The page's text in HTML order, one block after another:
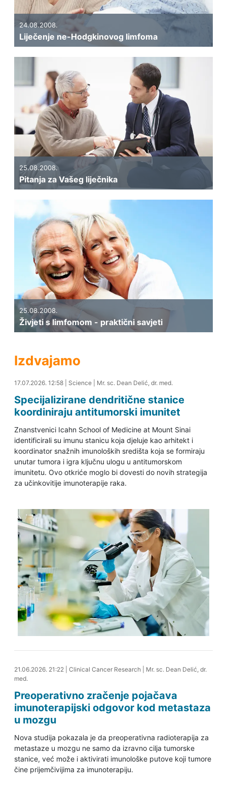
24.08.2008.
Liječenje ne-Hodgkinovog limfoma
25.08.2008.
Pitanja za Vašeg liječnika
25.08.2008.
Živjeti s limfomom - praktični savjeti
Izdvajamo
17.07.2026. 13:18
17.07.2026. 12:58| Science| Mr. sc. Dean Delić, dr. med.
Specijalizirane dendritične stanice
koordiniraju antitumorski imunitet
Znanstvenici Icahn School of Medicine at Mount Sinai
identificirali su imunu stanicu koja djeluje kao arhitekt i
koordinator snažnih imunoloških središta koja se formiraju
unutar tumora i igra ključnu ulogu u antitumorskom
imunitetu. Ovo otkriće moglo bi dovesti do novih strategija
za učinkovitije imunoterapije raka.
21.06.2026. 22:38
21.06.2026. 21:22| Clinical Cancer Research| Mr. sc. Dean Delić, dr.
med.
Preoperativno zračenje pojačava
imunoterapijski odgovor kod metastaza
u mozgu
Nova studija pokazala je da preoperativna radioterapija za
metastaze u mozgu ne samo da izravno cilja tumorske
stanice, već može i aktivirati imunološke putove koji tumore
čine prijemčivijima za imunoterapiju.